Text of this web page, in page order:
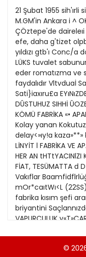
Evleniyoruz
Güney Dogu
Kitap Eki
Özel Ekler
Özel Okullar
Sevgililer Günü
Siyaset Eki
Sürdürülebilir yaşam
Turizm Eki
Yerel Yönetimler
1991
1990
1989
1988
1987
1986
1985
1984
1983
1982
1981
1980
19
20
21
22
23
24
25
26
27
28
21 Şubat 1955 sih'ırli
M.GM'in Ankara i ^
ÇÖztepe'de
efe, daha g'tizet
yıldızı gtb'ı Conc/a
LÜKS tuvalet
eder romatızma ve
faydalıdır Vltvduaİ
Sati}iaxıru£a
DÛSTUHUZ SIHHİ
KÖMÜ FABRİKA «•
Kolay yanan
delay<»ıy!a
LİNYİT l FABRİKA VE
HER AN tHTtYACINlZI
FİAT, TESÜMATTA d
Vakıflar
mOr*caıtWı<L
fabrika kısım şefi
briyantini
VAPURCULUK
Ingillzc«, fran«ıiîc«
bılmeleri, askerlikle
©